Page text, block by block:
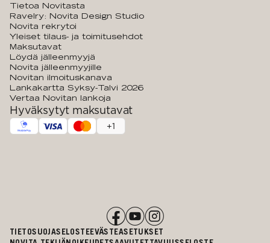
Tietoa Novitasta
Ravelry: Novita Design Studio
Novita rekrytoi
Yleiset tilaus- ja toimitusehdot
Maksutavat
Löydä jälleenmyyjä
Novita jälleenmyyjille
Novitan ilmoituskanava
Lankakartta Syksy-Talvi 2026
Vertaa Novitan lankoja
Hyväksytyt maksutavat
+1
TIETOSUOJASELOSTEEVÄSTEASETUKSET